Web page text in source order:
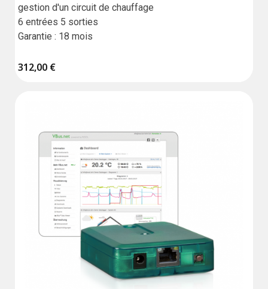
gestion d'un circuit de chauffage
6 entrées 5 sorties
Garantie : 18 mois
312,00 €